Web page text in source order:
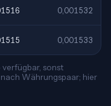
0,001532
0,001533
sonst
Währungspaar; hier